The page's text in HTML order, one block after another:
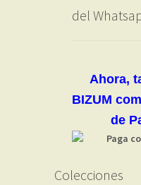
del
Ahora,
BIZUM
de
Colecciones